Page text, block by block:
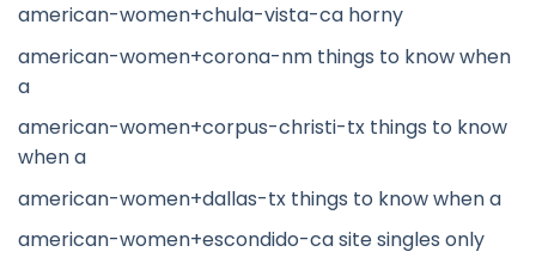
american-women+chula-vista-ca horny
american-women+corona-nm things to know when
a
american-women+corpus-christi-tx things to know
when a
american-women+dallas-tx things to know when a
american-women+escondido-ca site singles only